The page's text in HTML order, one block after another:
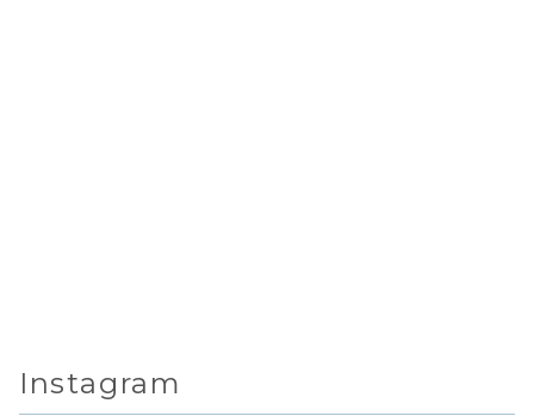
Instagram